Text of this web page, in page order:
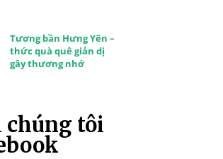
Tương bần Hưng Yên –
thức quà quê giản dị
gây thương nhớ
chúng tôi